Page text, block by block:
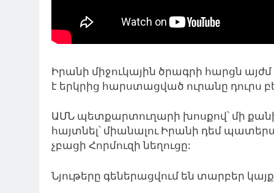
Իրանի միջուկային ծրագրի հարցն
է երկրից հարստացված ուրանը դուրս
ԱՄՆ պետքարտուղարի խոսքով՝ մի
հայտնել՝ միանալու Իրանի դեմ
չբացի Հորմուզի նեղուցը:
Նյութերը գեներացվում են տարբեր